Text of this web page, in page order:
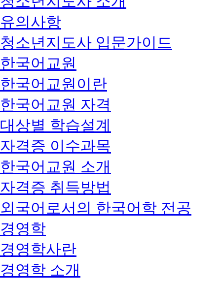
유의사항
청소년지도사 입문가이드
한국어교원
한국어교원이란
한국어교원 자격
대상별 학습설계
자격증 이수과목
한국어교원 소개
자격증 취득방법
외국어로서의 한국어학 전공
경영학
경영학사란
경영학 소개